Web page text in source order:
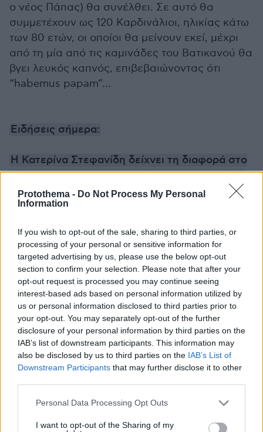
Protothema - Do Not Process My Personal
Information
If you wish to opt-out of the sale, sharing to third parties, or
processing of your personal or sensitive information for
targeted advertising by us, please use the below opt-out
section to confirm your selection. Please note that after your
opt-out request is processed you may continue seeing
interest-based ads based on personal information utilized by
us or personal information disclosed to third parties prior to
your opt-out. You may separately opt-out of the further
disclosure of your personal information by third parties on the
IAB’s list of downstream participants. This information may
also be disclosed by us to third parties on the IAB’s List of
Downstream Participants that may further disclose it to other
Please note that this website/app uses one or more Google
not limited to your visit or usage behaviour. You may click to
Personal Data Processing Opt Outs
I want to opt-out of the Sharing of my
ο νέος Πάπας) θα συνέλθει. Σε αυτό θα
συμμετέχουν ως 120 Καρδινάλιοι, ηλικίας κάτω
των 80 ετών, οι οποίοι θα μείνουν εκεί, μέχρι
από τη μία από τις καμινάδες του Βατικανού θα
βγει λευκός καπνός, επιβεβαιώνοντας ότι
“habemus papam”...
Ειδήσεις σήμερα:
Η Κατερίνα Στεφανίδη δείχνει τη διαφορά στο
σώμα της με την εγκυμοσύνη – Φωτογραφίες
Κλούνεϊ για Αμάλ: Δεν έχουμε τσακωθεί ποτέ,
γνώρισα
Η δημοτικότητα του Τραμπ υποχωρεί στο
χαμηλότερο επίπεδο μετά την επιστροφή του
στο Λευκό Οίκο
Ακολουθήστε το protothema.gr στο Google News
και μάθετε πρώτοι όλες τις ειδήσεις
Protothema.gr